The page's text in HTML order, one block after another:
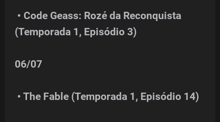
• Code Geass: Rozé da Reconquista
(Temporada 1, Episódio 3)
06/07
• The Fable (Temporada 1, Episódio 14)